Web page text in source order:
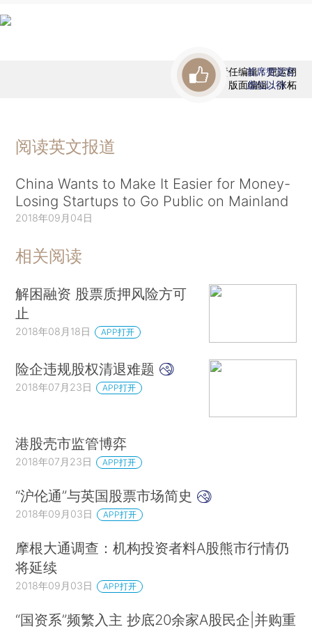
责任编辑：屈运栩
版面编辑：张柘
首席赞赏官
虚位以待
阅读英文报道
China Wants to Make It Easier for Money-
Losing Startups to Go Public on Mainland
2018年09月04日
相关阅读
解困融资 股票质押风险方可
止
2018年08月18日 APP打开
险企违规股权清退难题
2018年07月23日 APP打开
港股壳市监管博弈
2018年07月23日 APP打开
“沪伦通”与英国股票市场简史
2018年09月03日 APP打开
摩根大通调查：机构投资者料A股熊市行情仍
将延续
2018年09月03日 APP打开
“国资系”频繁入主 抄底20余家A股民企|并购重